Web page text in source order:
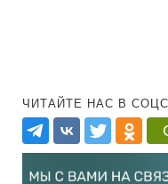
ЧИТАЙТЕ НАС В